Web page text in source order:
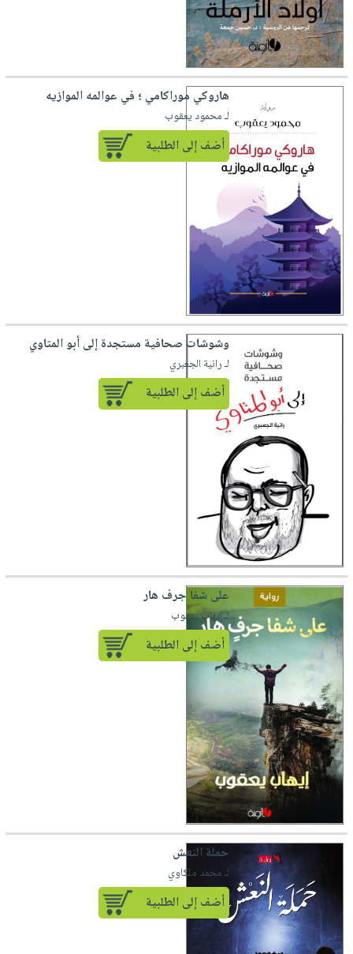
هاروكي موراكامي ؛ في عوالمه الموازيه
لـ محمود يعقوب
أضف إلى الطلبية
وشوشات صحافية مستجدة إلى أبو المتاوي
لـ رانية الجعبري
أضف إلى الطلبية
على شفا جرف هار
لـ إيهاب يعقوب
أضف إلى الطلبية
حملة النعش
لـ محمد ملكاوي
أضف إلى الطلبية